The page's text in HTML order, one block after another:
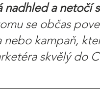
nadhled a netočí
se občas
nebo kampaň,
skvělý do